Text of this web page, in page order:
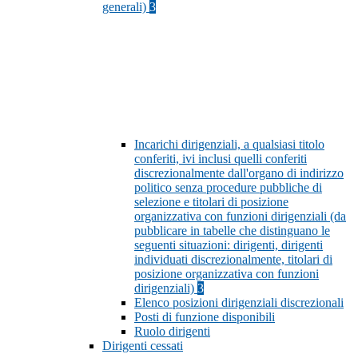
generali) 3
Incarichi dirigenziali, a qualsiasi titolo
conferiti, ivi inclusi quelli conferiti
discrezionalmente dall'organo di indirizzo
politico senza procedure pubbliche di
selezione e titolari di posizione
organizzativa con funzioni dirigenziali (da
pubblicare in tabelle che distinguano le
seguenti situazioni: dirigenti, dirigenti
individuati discrezionalmente, titolari di
posizione organizzativa con funzioni
dirigenziali) 3
Elenco posizioni dirigenziali discrezionali
Posti di funzione disponibili
Ruolo dirigenti
Dirigenti cessati